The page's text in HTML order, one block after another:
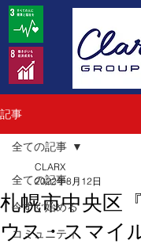
記事
全ての記事
今すぐ始める
コミュニティ
全ての記事
札幌市中央区
ウス・スマイ
CLARX
2022年8月12日